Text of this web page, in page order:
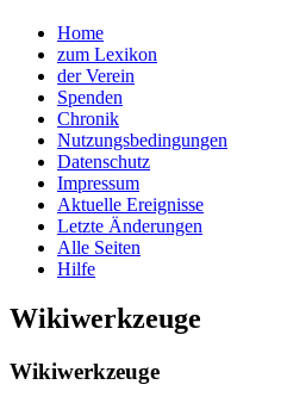
Home
zum Lexikon
der Verein
Spenden
Chronik
Nutzungsbedingungen
Datenschutz
Impressum
Aktuelle Ereignisse
Letzte Änderungen
Alle Seiten
Hilfe
Wikiwerkzeuge
Wikiwerkzeuge